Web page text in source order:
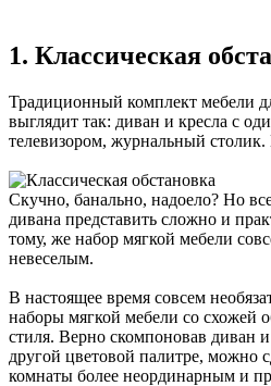
1. Классическая
Традиционный комплект мебели
выглядит так: диван и кресла с
телевизором, журнальный
Скучно, банально, надоело? Но
дивана представить сложно и
тому, же набор мягкой мебели
невеселым.
В настоящее время совсем
наборы мягкой мебели со схожей
стиля. Верно скомпоновав диван
другой цветовой палитре, можно
комнаты более неординарным и